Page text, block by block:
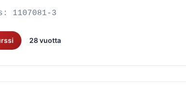
1107081-3
28 vuotta